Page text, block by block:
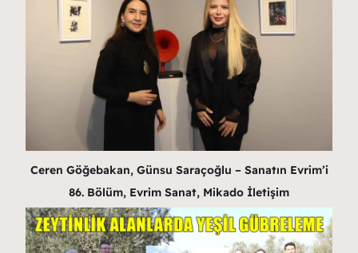
Ceren Göğebakan, Günsu Saraçoğlu – Sanatın Evrim’i
86. Bölüm, Evrim Sanat, Mikado İletişim